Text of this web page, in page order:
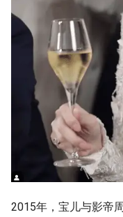
2015年，宝儿与影帝